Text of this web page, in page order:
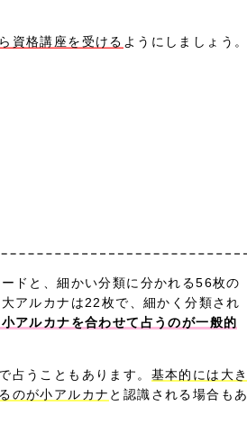
資格講座を受ける ようにしましょう。
ドと、細かい分類に分かれる56枚の
アルカナは22枚で、細かく分類され
アルカナを合わせて占うのが一般的
占うこともあります。 基本的には大き
のが小アルカナ と認識される場合もあ